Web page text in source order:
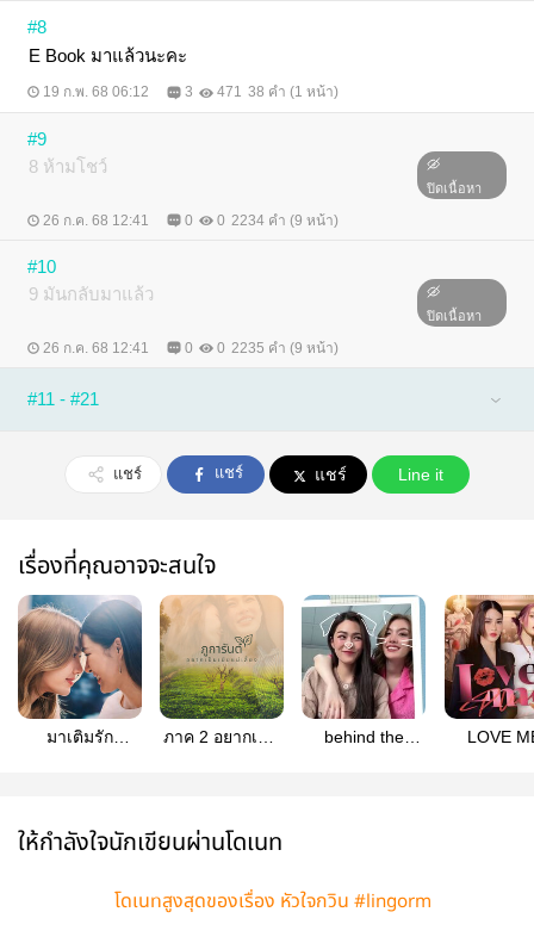
#8
E Book มาแล้วนะคะ
19 ก.พ. 68 06:12 3 471 38 คำ (1 หน้า)
#9
8 ห้ามโชว์
ปิดเนื้อหา
26 ก.ค. 68 12:41 0 0 2234 คำ (9 หน้า)
#10
9 มันกลับมาแล้ว
ปิดเนื้อหา
26 ก.ค. 68 12:41 0 0 2235 คำ (9 หน้า)
#11 - #21
แชร์ แชร์ แชร์ Line it
เรื่องที่คุณอาจจะสนใจ
มาเติมรัก
ภาค 2 อยากเป็น
behind the
LOVE
ให้กำลังใจนักเขียนผ่านโดเนท
โดเนทสูงสุดของเรื่อง หัวใจกวิน #lingorm